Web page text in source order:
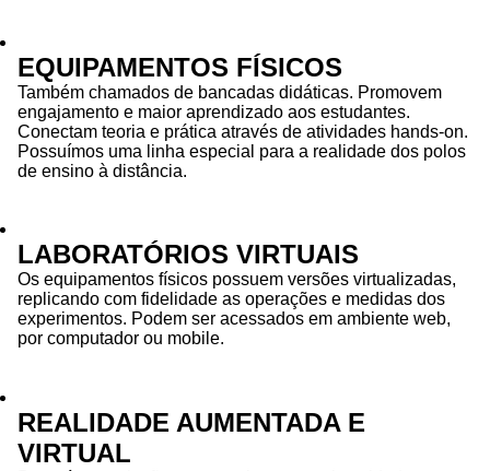
EQUIPAMENTOS FÍSICOS
Também chamados de bancadas didáticas. Promovem
engajamento e maior aprendizado aos estudantes.
Conectam teoria e prática através de atividades hands-on.
Possuímos uma linha especial para a realidade dos polos
de ensino à distância.
LABORATÓRIOS VIRTUAIS
Os equipamentos físicos possuem versões virtualizadas,
replicando com fidelidade as operações e medidas dos
experimentos. Podem ser acessados em ambiente web,
por computador ou mobile.
REALIDADE AUMENTADA E
VIRTUAL